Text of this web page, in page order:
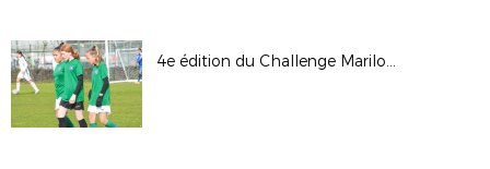
4e édition du Challenge Marilou Duringer